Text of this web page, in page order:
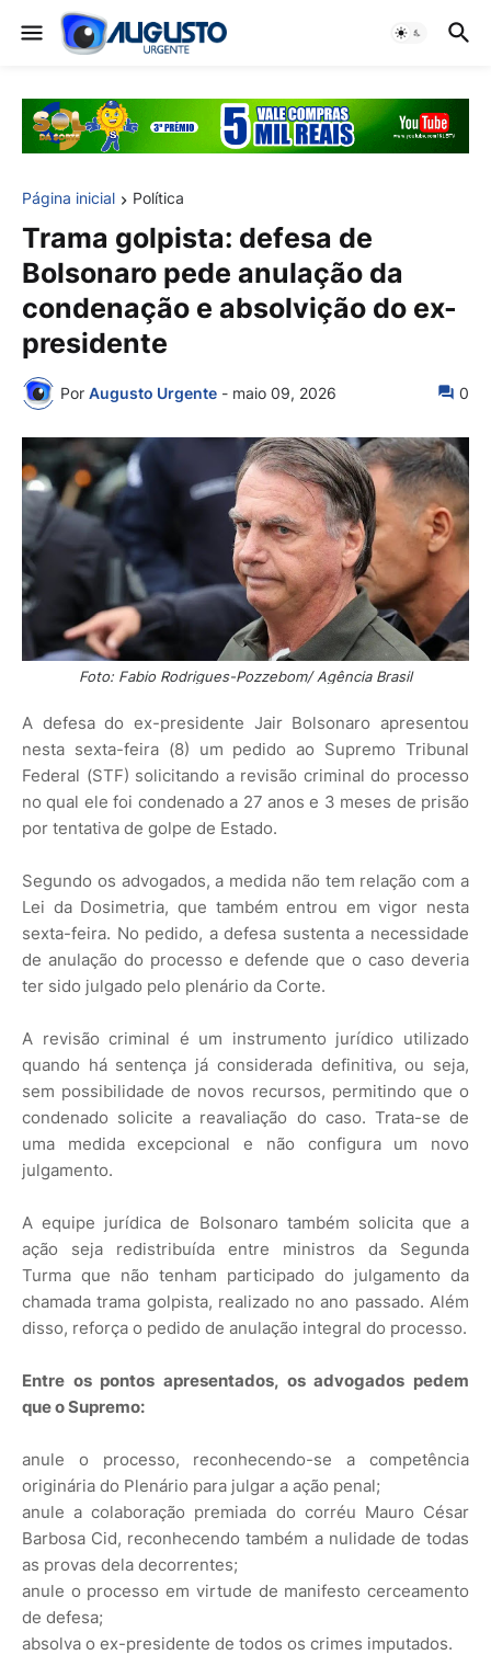
Página inicial Política
Trama golpista: defesa de
Bolsonaro pede anulação da
condenação e absolvição do ex-
presidente
Por Augusto Urgente - maio 09, 2026 0
Foto: Fabio Rodrigues-Pozzebom/ Agência Brasil
A defesa do ex-presidente Jair Bolsonaro apresentou
nesta sexta-feira (8) um pedido ao Supremo Tribunal
Federal (STF) solicitando a revisão criminal do processo
no qual ele foi condenado a 27 anos e 3 meses de prisão
por tentativa de golpe de Estado.
Segundo os advogados, a medida não tem relação com a
Lei da Dosimetria, que também entrou em vigor nesta
sexta-feira. No pedido, a defesa sustenta a necessidade
de anulação do processo e defende que o caso deveria
ter sido julgado pelo plenário da Corte.
A revisão criminal é um instrumento jurídico utilizado
quando há sentença já considerada definitiva, ou seja,
sem possibilidade de novos recursos, permitindo que o
condenado solicite a reavaliação do caso. Trata-se de
uma medida excepcional e não configura um novo
julgamento.
A equipe jurídica de Bolsonaro também solicita que a
ação seja redistribuída entre ministros da Segunda
Turma que não tenham participado do julgamento da
chamada trama golpista, realizado no ano passado. Além
disso, reforça o pedido de anulação integral do processo.
Entre os pontos apresentados, os advogados pedem
que o Supremo:
anule o processo, reconhecendo-se a competência
originária do Plenário para julgar a ação penal;
anule a colaboração premiada do corréu Mauro César
Barbosa Cid, reconhecendo também a nulidade de todas
as provas dela decorrentes;
anule o processo em virtude de manifesto cerceamento
de defesa;
absolva o ex-presidente de todos os crimes imputados.